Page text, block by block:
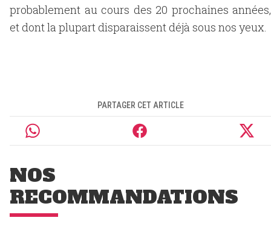
probablement au cours des 20 prochaines années,
et dont la plupart disparaissent déjà sous nos yeux.
PARTAGER CET ARTICLE
NOS
RECOMMANDATIONS